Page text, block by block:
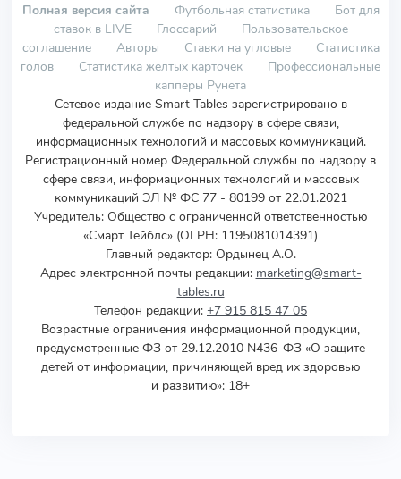
Полная версия сайта Футбольная статистика
Бот для
ставок в LIVE
Глоссарий
Пользовательское
соглашение
Авторы Ставки на угловые
Статистика
голов
Статистика желтых карточек
Профессиональные
капперы Рунета
Сетевое издание Smart Tables зарегистрировано в
федеральной службе по надзору в сфере связи,
информационных технологий и массовых коммуникаций.
Регистрационный номер Федеральной службы по надзору в
сфере связи, информационных технологий и массовых
коммуникаций ЭЛ № ФС 77 - 80199 от 22.01.2021
Учредитель: Общество с ограниченной ответственностью
«Смарт Тейблс» (ОГРН: 1195081014391)
Главный редактор: Ордынец А.О.
Адрес электронной почты редакции: marketing@smart-
tables.ru
Телефон редакции: +7 915 815 47 05
Возрастные ограничения информационной продукции,
предусмотренные ФЗ от 29.12.2010 N436-ФЗ «О защите
детей от информации, причиняющей вред их здоровью
и развитию»: 18+